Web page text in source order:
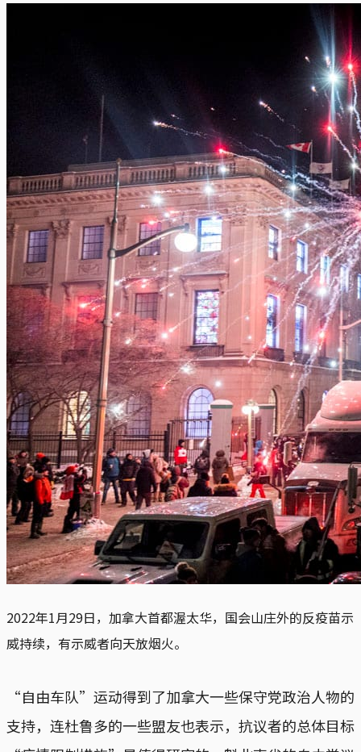
2022年1月29日，加拿大首都渥太华，国会山庄外的反疫苗示
威持续，有示威者向天放烟火。
“自由车队”运动得到了加拿大一些保守党政治人物的
支持，连杜鲁多的一些盟友也表示，抗议者的总体目标